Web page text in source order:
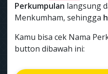
Perkumpulan langsung
Menkumham, sehingga
Kamu bisa cek Nama
button dibawah ini: